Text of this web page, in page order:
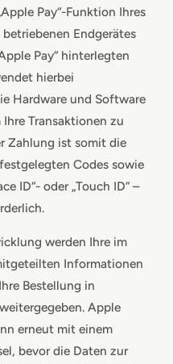
Pay“-Funktion Ihres
Endgerätes
Pay“ hinterlegten
hierbei
Hardware und Software
Transaktionen zu
Zahlung ist somit die
Codes sowie
ID“- oder „Touch ID“ –
werden Ihre im
Informationen
Bestellung in
Apple
erneut mit einem
bevor die Daten zur